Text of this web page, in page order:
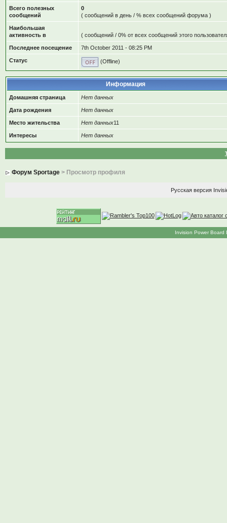
Всего полезных
сообщений
0
( сообщений в день / % всех сообщений форума )
Наибольшая
активность в
( сообщений / 0% от всех сообщений этого
Последнее посещение 7th October 2011 - 08:25 PM
Статус (Offline)
Информация
Домашняя страница Нет данных
Дата рождения Нет данных
Место жительства Нет данных11
Интересы Нет данных
Форум Sportage> Просмотр профиля
Русская версия
Invision Power